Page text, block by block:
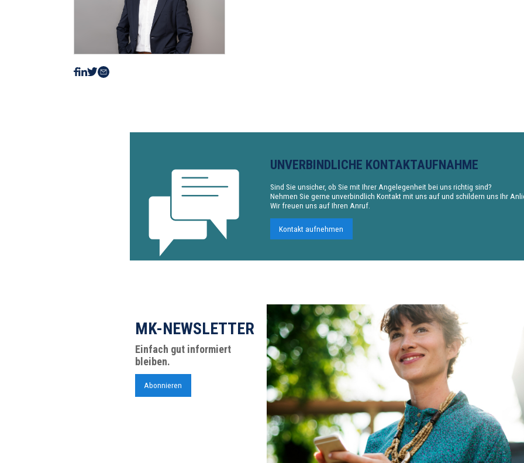
UNVERBINDLICHE KONTAKTAUFNAHME
Sind Sie unsicher, ob Sie mit Ihrer Angelegenheit bei uns richtig sind?
Nehmen Sie gerne unverbindlich Kontakt mit uns auf und schildern uns Ihr
Wir freuen uns auf Ihren Anruf.
Kontakt aufnehmen
MK-NEWSLETTER
Einfach gut informiert
bleiben.
Abonnieren